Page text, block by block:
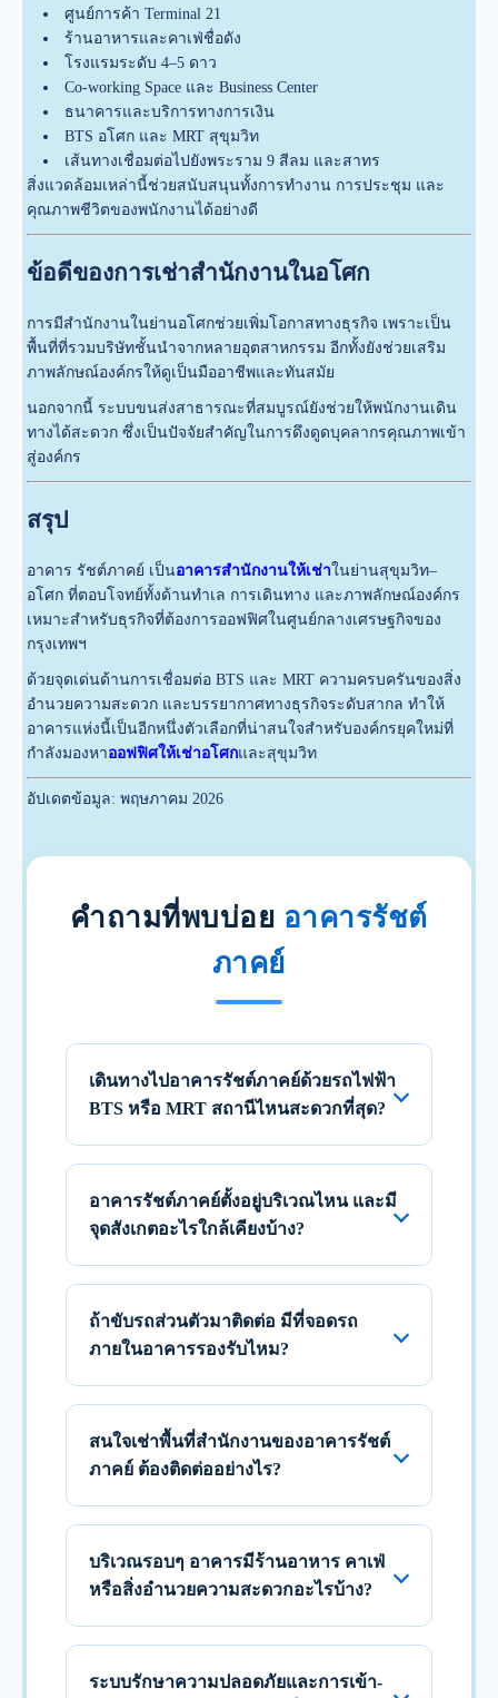
ศูนย์การค้า Terminal 21
ร้านอาหารและคาเฟ่ชื่อดัง
โรงแรมระดับ 4–5 ดาว
Co-working Space และ Business Center
ธนาคารและบริการทางการเงิน
BTS อโศก และ MRT สุขุมวิท
เส้นทางเชื่อมต่อไปยังพระราม 9 สีลม และสาทร
สิ่งแวดล้อมเหล่านี้ช่วยสนับสนุนทั้งการทำงาน การประชุม และ
คุณภาพชีวิตของพนักงานได้อย่างดี
ข้อดีของการเช่าสำนักงานในอโศก
การมีสำนักงานในย่านอโศกช่วยเพิ่มโอกาสทางธุรกิจ เพราะเป็น
พื้นที่ที่รวมบริษัทชั้นนำจากหลายอุตสาหกรรม อีกทั้งยังช่วยเสริม
ภาพลักษณ์องค์กรให้ดูเป็นมืออาชีพและทันสมัย
นอกจากนี้ ระบบขนส่งสาธารณะที่สมบูรณ์ยังช่วยให้พนักงานเดิน
ทางได้สะดวก ซึ่งเป็นปัจจัยสำคัญในการดึงดูดบุคลากรคุณภาพเข้า
สู่องค์กร
สรุป
อาคาร รัชต์ภาคย์ เป็นอาคารสำนักงานให้เช่าในย่านสุขุมวิท–
อโศก ที่ตอบโจทย์ทั้งด้านทำเล การเดินทาง และภาพลักษณ์องค์กร
เหมาะสำหรับธุรกิจที่ต้องการออฟฟิศในศูนย์กลางเศรษฐกิจของ
กรุงเทพฯ
ด้วยจุดเด่นด้านการเชื่อมต่อ BTS และ MRT ความครบครันของสิ่ง
อำนวยความสะดวก และบรรยากาศทางธุรกิจระดับสากล ทำให้
อาคารแห่งนี้เป็นอีกหนึ่งตัวเลือกที่น่าสนใจสำหรับองค์กรยุคใหม่ที่
กำลังมองหาออฟฟิศให้เช่าอโศกและสุขุมวิท
อัปเดตข้อมูล: พฤษภาคม 2026
คำถามที่พบบ่อย อาคารรัชต์
ภาคย์
เดินทางไปอาคารรัชต์ภาคย์ด้วยรถไฟฟ้า
BTS หรือ MRT สถานีไหนสะดวกที่สุด?
อาคารรัชต์ภาคย์ตั้งอยู่บริเวณไหน และมี
จุดสังเกตอะไรใกล้เคียงบ้าง?
ถ้าขับรถส่วนตัวมาติดต่อ มีที่จอดรถ
ภายในอาคารรองรับไหม?
สนใจเช่าพื้นที่สำนักงานของอาคารรัชต์
ภาคย์ ต้องติดต่ออย่างไร?
บริเวณรอบๆ อาคารมีร้านอาหาร คาเฟ่
หรือสิ่งอำนวยความสะดวกอะไรบ้าง?
ระบบรักษาความปลอดภัยและการเข้า-